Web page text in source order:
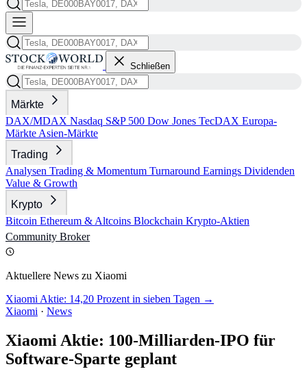
Schließen
Märkte
DAX/MDAX Nasdaq S&P 500 Dow Jones TecDAX Europa-
Märkte Asien-Märkte
Trading
Analysen Trading & Momentum Turnaround Earnings Dividenden
Value & Growth
Krypto
Bitcoin Ethereum & Altcoins Blockchain Krypto-Aktien
Community Broker
Aktuellere News zu Xiaomi
Xiaomi Aktie: 14,20 Prozent in sieben Tagen →
Xiaomi · News
Xiaomi Aktie: 100-Milliarden-IPO für
Software-Sparte geplant